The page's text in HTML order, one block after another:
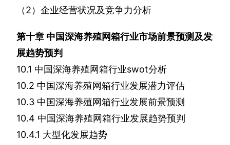
（2）企业经营状况及竞争力分析
第十章 中国深海养殖网箱行业市场前景预测及发
展趋势预判
10.1 中国深海养殖网箱行业swot分析
10.2 中国深海养殖网箱行业发展潜力评估
10.3 中国深海养殖网箱行业发展前景预测
10.4 中国深海养殖网箱行业发展趋势预判
10.4.1 大型化发展趋势